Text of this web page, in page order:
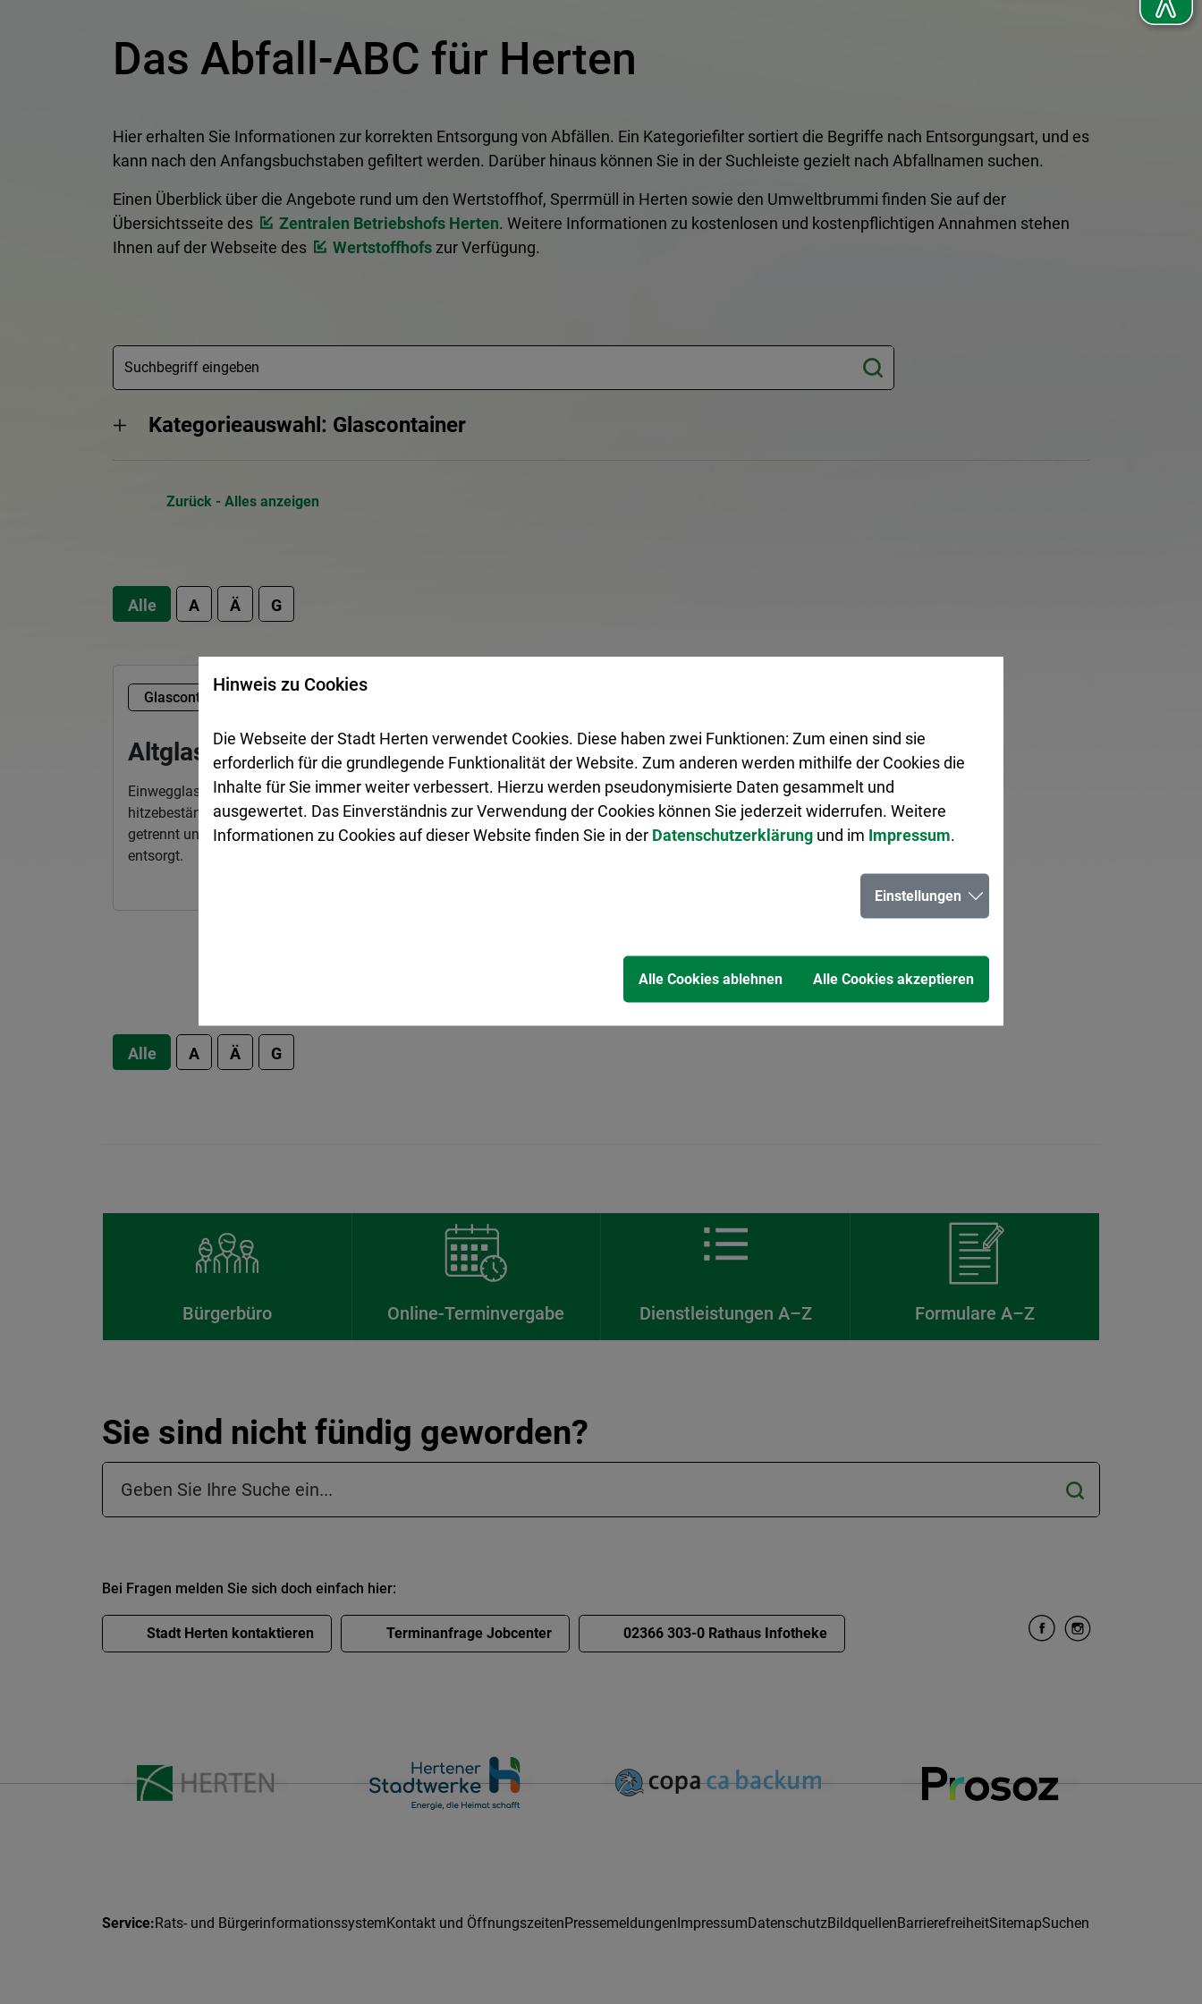
Das Abfall-ABC für Herten
Hier erhalten Sie Informationen zur korrekten Entsorgung von Abfällen. Ein Kategoriefilter sortiert die Begriffe nach Entsorgungsart, und es
kann nach den Anfangsbuchstaben gefiltert werden. Darüber hinaus können Sie in der Suchleiste gezielt nach Abfallnamen suchen.
Einen Überblick über die Angebote rund um den Wertstoffhof, Sperrmüll in Herten sowie den Umweltbrummi finden Sie auf der
Übersichtsseite des
Zentralen Betriebshofs Herten. Weitere Informationen zu kostenlosen und kostenpflichtigen Annahmen stehen
Ihnen auf der Webseite des
Wertstoffhofs zur Verfügung.
Kategorieauswahl: Glascontainer
Zurück - Alles anzeigen
Alle A Ä G
Glascontainer
Altglas
Einwegglasflaschen, Glaskonserven sowie
hitzebeständiges Glas werden nach Farben
getrennt und über die Glascontainer
entsorgt.
Glas
(Lebensmittelverpackun
g)
Alle A Ä G
Bürgerbüro Online-Terminvergabe Dienstleistungen A–Z Formulare A–Z
Sie sind nicht fündig geworden?
Suchfeld in der Fußzeile
Bei Fragen melden Sie sich doch einfach hier:
Stadt Herten kontaktieren Terminanfrage Jobcenter 02366 303-0 Rathaus Infotheke
Rats- und BürgerinformationssystemKontakt und ÖffnungszeitenPressemeldungenImpressumDatenschutzBildquellenBarrierefreiheitSitemapSuchen
Hinweis zu Cookies
Die Webseite der Stadt Herten verwendet Cookies. Diese haben zwei Funktionen: Zum einen sind sie
erforderlich für die grundlegende Funktionalität der Website. Zum anderen werden mithilfe der Cookies die
Inhalte für Sie immer weiter verbessert. Hierzu werden pseudonymisierte Daten gesammelt und
ausgewertet. Das Einverständnis zur Verwendung der Cookies können Sie jederzeit widerrufen. Weitere
Informationen zu Cookies auf dieser Website finden Sie in der Datenschutzerklärung und im Impressum.
Einstellungen
Alle Cookies ablehnen Alle Cookies akzeptieren